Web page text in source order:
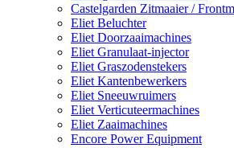
Castelgarden Zitmaaier /
Eliet Beluchter
Eliet Doorzaaimachines
Eliet Granulaat-injector
Eliet Graszodenstekers
Eliet Kantenbewerkers
Eliet Sneeuwruimers
Eliet Verticuteermachines
Eliet Zaaimachines
Encore Power Equipment